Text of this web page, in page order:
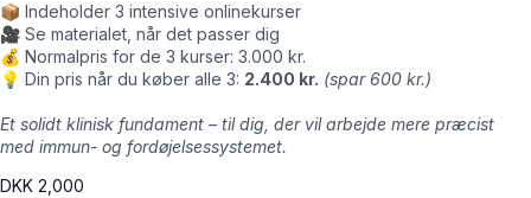
📦 Indeholder 3 intensive onlinekurser
🎥 Se materialet, når det passer dig
💰 Normalpris for de 3 kurser: 3.000 kr.
💡 Din pris når du køber alle 3: 2.400 kr. (spar 600 kr.)
Et solidt klinisk fundament – til dig, der vil arbejde mere præcist
med immun- og fordøjelsessystemet.
DKK 2,000